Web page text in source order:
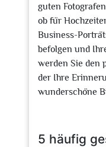
guten
ob für
Business-
befolgen und
werden Sie den
der Ihre
wunderschöne
5 häufig